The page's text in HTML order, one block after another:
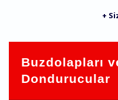
+
Buzdolapları
Dondurucular